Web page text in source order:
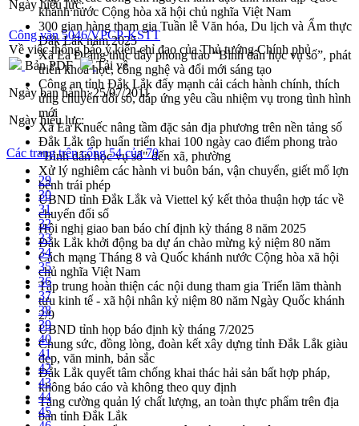
khánh nước Cộng hòa xã hội chủ nghĩa Việt Nam
300 gian hàng tham gia Tuần lễ Văn hóa, Du lịch và Ẩm thực
Đắk Lắk năm 2025
Xã Ea Drăng thúc đẩy phong trào “Bình dân học vụ số”, phát
triển khoa học, công nghệ và đổi mới sáng tạo
Công an tỉnh Đắk Lắk đẩy mạnh cải cách hành chính, thích
ứng chuyển đổi số, đáp ứng yêu cầu nhiệm vụ trong tình hình
mới
Xã Ea Knuếc nâng tầm đặc sản địa phương trên nền tảng số
Đắk Lắk tập huấn triển khai 100 ngày cao điểm phong trào
"Bình dân học vụ số" đến xã, phường
Xử lý nghiêm các hành vi buôn bán, vận chuyển, giết mổ lợn
bệnh trái phép
UBND tỉnh Đắk Lắk và Viettel ký kết thỏa thuận hợp tác về
chuyển đổi số
Hội nghị giao ban báo chí định kỳ tháng 8 năm 2025
Đắk Lắk khởi động ba dự án chào mừng kỷ niệm 80 năm
Cách mạng Tháng 8 và Quốc khánh nước Cộng hòa xã hội
chủ nghĩa Việt Nam
Tập trung hoàn thiện các nội dung tham gia Triển lãm thành
tựu kinh tế - xã hội nhân kỷ niệm 80 năm Ngày Quốc khánh
2/9
UBND tỉnh họp báo định kỳ tháng 7/2025
Chung sức, đồng lòng, đoàn kết xây dựng tỉnh Đắk Lắk giàu
đẹp, văn minh, bản sắc
Đắk Lắk quyết tâm chống khai thác hải sản bất hợp pháp,
không báo cáo và không theo quy định
Tăng cường quản lý chất lượng, an toàn thực phẩm trên địa
bàn tỉnh Đắk Lắk
Ngày hiệu lực:
Công văn 5046/VPCP-KSTT
Về việc thông báo ý kiến chỉ đạo của Thủ tướng Chính phủ
Bản PDF
Tải về
Ngày ban hành:25/07/2011
Ngày hiệu lực:
Các trang trên cổng 54 của 70
29
30
31
32
33
34
35
36
37
38
39
40
41
42
43
44
45